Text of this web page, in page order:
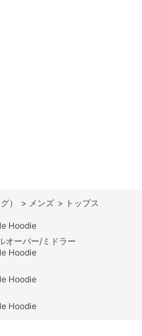
） > メンズ > トップス
Hoodie
オーバー/ミドラー
Hoodie
Hoodie
Hoodie